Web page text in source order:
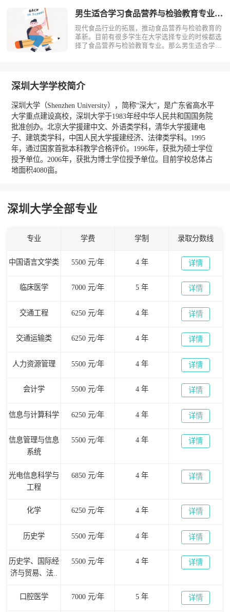
市：6000-15000二线城市：?
男生适合学习食品营养与检验教育专业吗？
现代食品行业的拓展，推动食品营养与检验教育的
革新。目前有很多学生在大学选择专业的时候都选
择了食品营养与检验教育专业。那么男生适合学习
什么？食品营养与检验教育主要研究食品科?
深圳大学学校简介
深圳大学（Shenzhen University），简称“深大”，是广东省高水平
大学重点建设高校，深圳大学于1983年经中华人民共和国国务院
批准创办。北京大学援建中文、外语类学科，清华大学援建电
子、建筑类学科，中国人民大学援建经济、法律类学科。1995
年，通过国家首批本科教学合格评价。1996年，获批为硕士学位
授予单位。2006年，获批为博士学位授予单位。目前学校总体占
地面积4080亩。
深圳大学全部专业
专业 学费 学制 录取分数线
中国语言文学类 5500 元/年 4 年 详情
临床医学 7000 元/年 5 年 详情
交通工程 6250 元/年 4 年 详情
交通运输类 6250 元/年 4 年 详情
人力资源管理 5500 元/年 4 年 详情
会计学 5500 元/年 4 年 详情
信息与计算科学 6250 元/年 4 年 详情
信息管理与信息
系统
5500 元/年 4 年 详情
光电信息科学与
工程
6850 元/年 4 年 详情
化学 6250 元/年 4 年 详情
历史学 5500 元/年 4 年 详情
历史学、国际经
济与贸易、法..
5500 元/年 4 年 详情
口腔医学 7000 元/年 5 年 详情